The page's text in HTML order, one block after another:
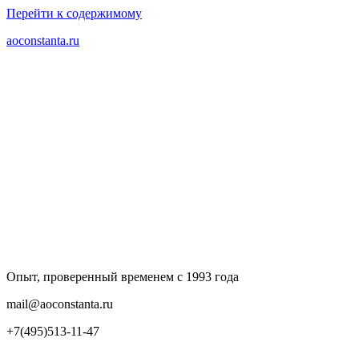
Перейти к содержимому
aoconstanta.ru
Опыт, проверенный временем с 1993 года
mail@aoconstanta.ru
+7(495)513-11-47